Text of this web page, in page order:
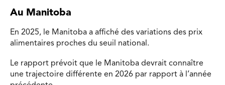
Au Manitoba
En 2025, le Manitoba a affiché des variations des prix
alimentaires proches du seuil national.
Le rapport prévoit que le Manitoba devrait connaître
une trajectoire différente en 2026 par rapport à l’année